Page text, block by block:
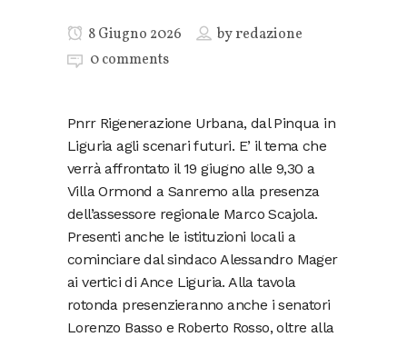
8 Giugno 2026 byredazione
0 comments
Pnrr Rigenerazione Urbana, dal Pinqua in
Liguria agli scenari futuri. E’ il tema che
verrà affrontato il 19 giugno alle 9,30 a
Villa Ormond a Sanremo alla presenza
dell’assessore regionale Marco Scajola.
Presenti anche le istituzioni locali a
cominciare dal sindaco Alessandro Mager
ai vertici di Ance Liguria. Alla tavola
rotonda presenzieranno anche i senatori
Lorenzo Basso e Roberto Rosso, oltre alla